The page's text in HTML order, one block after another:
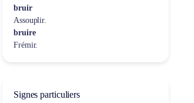
bruir
Assouplir.
bruire
Frémir.
Signes particuliers